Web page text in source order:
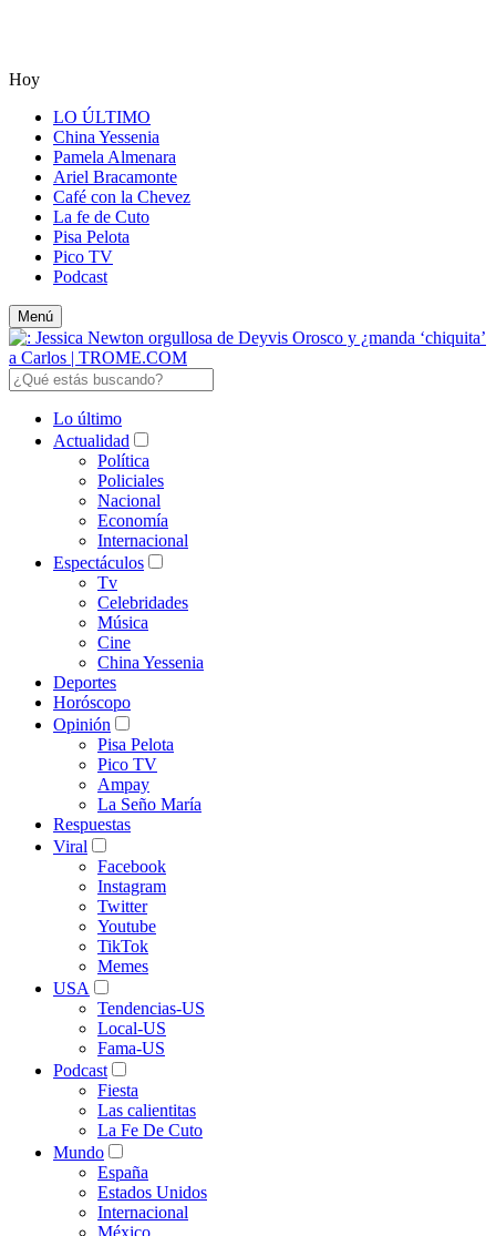
Hoy
LO ÚLTIMO
China Yessenia
Pamela Almenara
Ariel Bracamonte
Café con la Chevez
La fe de Cuto
Pisa Pelota
Pico TV
Podcast
Menú
Lo último
Actualidad
Política
Policiales
Nacional
Economía
Internacional
Espectáculos
Tv
Celebridades
Música
Cine
China Yessenia
Deportes
Horóscopo
Opinión
Pisa Pelota
Pico TV
Ampay
La Seño María
Respuestas
Viral
Facebook
Instagram
Twitter
Youtube
TikTok
Memes
USA
Tendencias-US
Local-US
Fama-US
Podcast
Fiesta
Las calientitas
La Fe De Cuto
Mundo
España
Estados Unidos
Internacional
México